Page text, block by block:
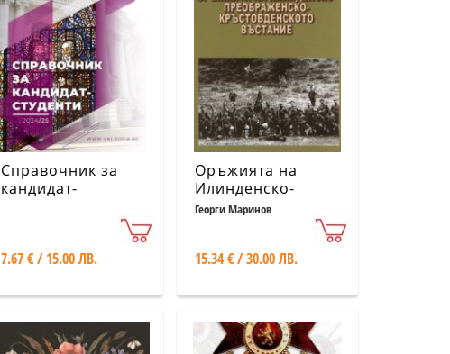
Справочник за
кандидат-
университет "Св.
Климент
7.67 € / 15.00 ЛВ.
Оръжията на
Илинденско-
Преображенско-
Кръстовденското
Георги Маринов
15.34 € / 30.00 ЛВ.